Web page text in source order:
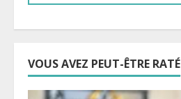
VOUS AVEZ PEUT-ÊTRE RATÉ